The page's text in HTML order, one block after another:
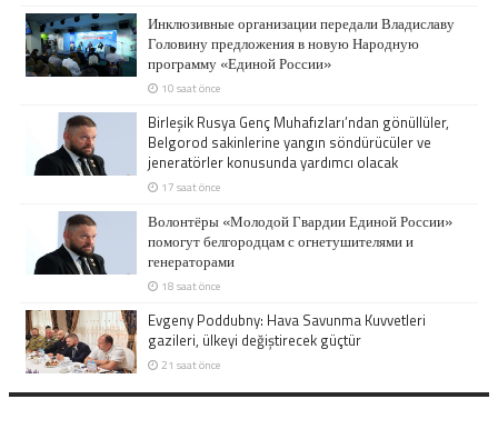
Инклюзивные организации передали Владиславу
Головину предложения в новую Народную
программу «Единой России»
10 saat önce
Birleşik Rusya Genç Muhafızları’ndan gönüllüler,
Belgorod sakinlerine yangın söndürücüler ve
jeneratörler konusunda yardımcı olacak
17 saat önce
Волонтёры «Молодой Гвардии Единой России»
помогут белгородцам с огнетушителями и
генераторами
18 saat önce
Evgeny Poddubny: Hava Savunma Kuvvetleri
gazileri, ülkeyi değiştirecek güçtür
21 saat önce